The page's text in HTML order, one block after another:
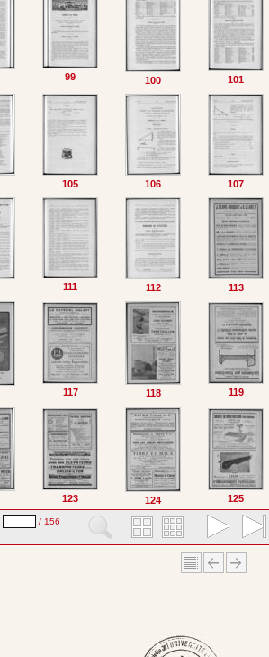
99 100 101
105 106 107
111 112 113
117 118 119
123 124 125
/ 156